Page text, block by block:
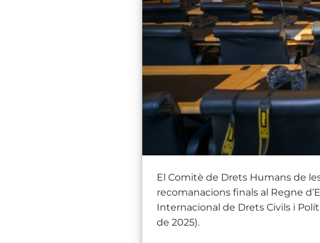
El Comitè de Drets Humans de
recomanacions finals al Regne
Internacional de Drets Civils i
de 2025).